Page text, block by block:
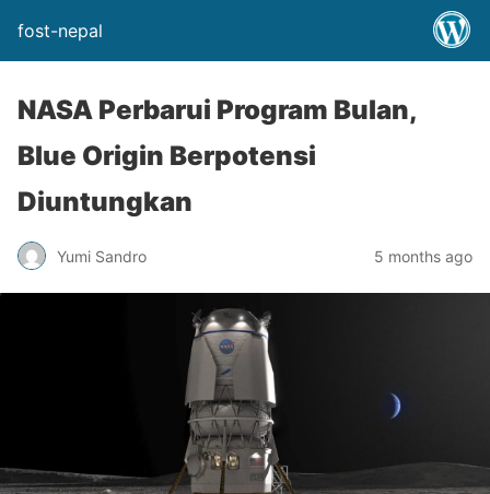
fost-nepal
NASA Perbarui Program Bulan,
Blue Origin Berpotensi
Diuntungkan
Yumi Sandro 5 months ago